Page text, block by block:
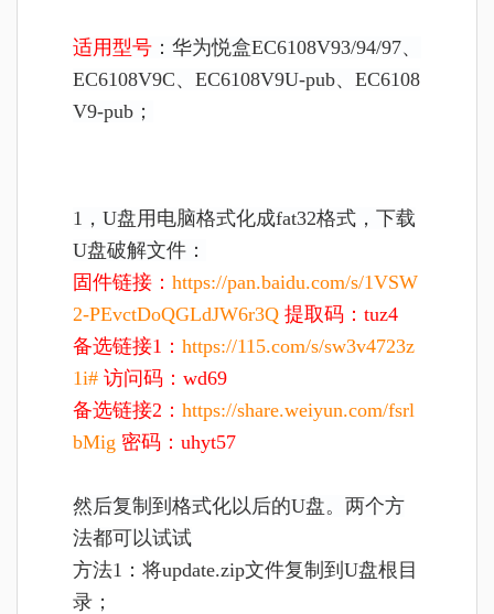
适用型号 ：华为悦盒EC6108V93/94/97、
EC6108V9C、EC6108V9U-pub、 EC6108
V9-pub；
1，U盘用电脑格式化成fat32格式，下载
U盘破解文件：
固件链接： https://pan.baidu.com/s/1VSW
2-PEvctDoQGLdJW6r3Q 提取码：tuz4
备选链接1： https://115.com/s/sw3v4723z
1i# 访问码：wd69
备选链接2： https://share.weiyun.com/fsrl
bMig 密码：uhyt57
然后复制到格式化以后的U盘。两个方
法都可以试试
方法1：将update.zip文件复制到U盘根目
录；